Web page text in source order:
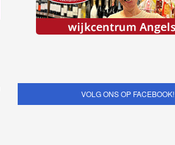
VOLG ONS OP FACEBOOK!